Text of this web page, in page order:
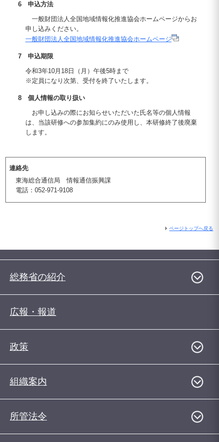
6 申込方法
一般財団法人全国地域情報化推進協会ホームページからお
申し込みください。
一般財団法人全国地域情報化推進協会ホームページ
7 申込期限
令和3年10月18日（月）午後5時まで
※定員になり次第、受付を終了いたします。
8 個人情報の取り扱い
お申し込みの際にお知らせいただいた氏名等の個人情報
は、当該研修への参加集約にのみ使用し、本研修終了後廃棄
します。
連絡先
東海総合通信局 情報通信振興課
電話：052-971-9108
ページトップへ戻る
総務省の紹介
広報・報道
政策
組織案内
所管法令